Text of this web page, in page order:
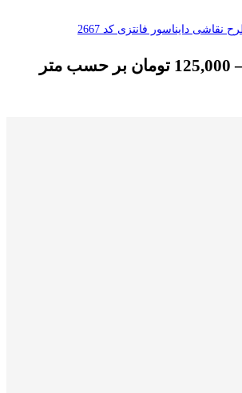
دایناسور فانتزی کد 2667
125,000 تومان بر حسب متر